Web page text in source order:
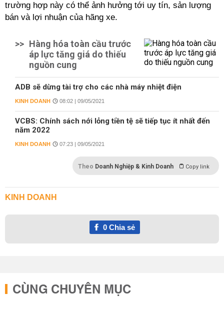
trường hợp này có thể ảnh hưởng tới uy tín, sản lượng
bán và lợi nhuận của hãng xe.
>> Hàng hóa toàn cầu trước
áp lực tăng giá do thiếu
nguồn cung ​
ADB sẽ dừng tài trợ cho các nhà máy nhiệt điện
KINH DOANH 08:02 | 09/05/2021
VCBS: Chính sách nới lỏng tiền tệ sẽ tiếp tục ít nhất đến
năm 2022
KINH DOANH 07:23 | 09/05/2021
Theo Doanh Nghiệp & Kinh Doanh Copy link
KINH DOANH
0Chia sẻ
CÙNG CHUYÊN MỤC